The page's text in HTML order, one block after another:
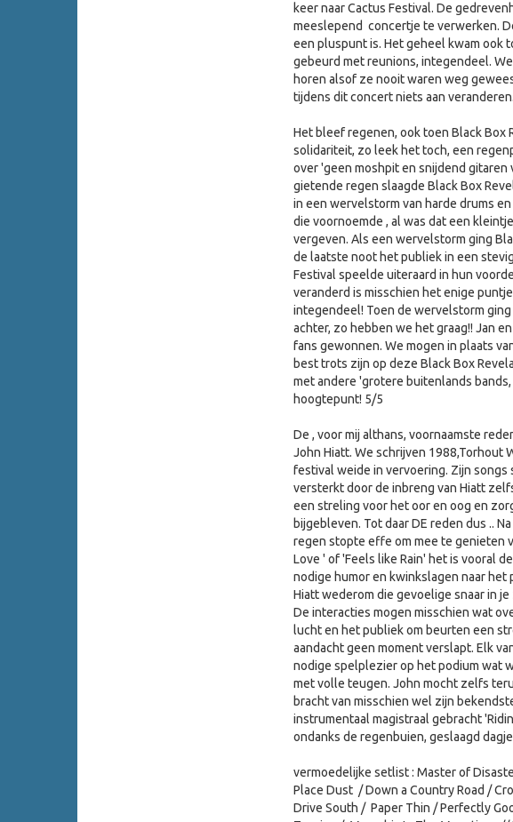
keer naar Cactus Festival. De
meeslepend concertje te verwerken.
een pluspunt is. Het geheel kwam ook
gebeurd met reunions, integendeel.
horen alsof ze nooit waren weg
tijdens dit concert niets aan
Het bleef regenen, ook toen Black Box
solidariteit, zo leek het toch, een
over 'geen moshpit en snijdend gitaren
gietende regen slaagde Black Box
in een wervelstorm van harde drums
die voornoemde , al was dat een
vergeven. Als een wervelstorm ging
de laatste noot het publiek in een
Festival speelde uiteraard in hun
veranderd is misschien het enige
integendeel! Toen de wervelstorm
achter, zo hebben we het graag!! Jan
fans gewonnen. We mogen in plaats
best trots zijn op deze Black Box
met andere 'grotere buitenlands
hoogtepunt! 5/5
De , voor mij althans, voornaamste
John Hiatt. We schrijven 1988,Torhout
festival weide in vervoering. Zijn
versterkt door de inbreng van Hiatt
een streling voor het oor en oog en
bijgebleven. Tot daar DE reden dus ..
regen stopte effe om mee te genieten
Love ' of 'Feels like Rain' het is vooral
nodige humor en kwinkslagen naar
Hiatt wederom die gevoelige snaar in
De interacties mogen misschien wat
lucht en het publiek om beurten een
aandacht geen moment verslapt. Elk
nodige spelplezier op het podium wat
met volle teugen. John mocht zelfs
bracht van misschien wel zijn
instrumentaal magistraal gebracht
ondanks de regenbuien, geslaagd
vermoedelijke setlist : Master of
Place Dust / Down a Country Road /
Drive South / Paper Thin / Perfectly